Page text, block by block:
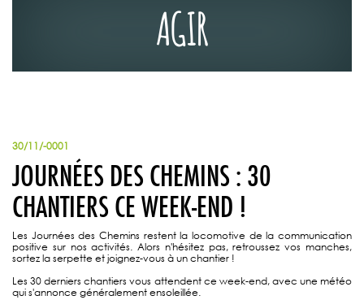
AGIR
30/11/-0001
JOURNÉES DES CHEMINS : 30
CHANTIERS CE WEEK-END !
Les Journées des Chemins restent la locomotive de la communication
positive sur nos activités. Alors n'hésitez pas, retroussez vos manches,
sortez la serpette et joignez-vous à un chantier !
Les 30 derniers chantiers vous attendent ce week-end, avec une météo
qui s'annonce généralement ensoleillée.